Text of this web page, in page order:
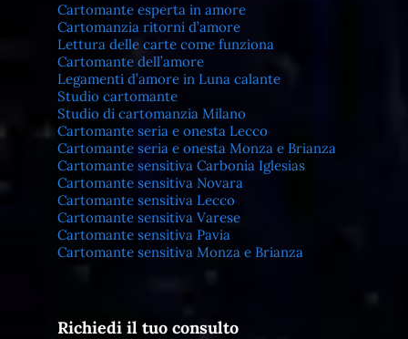
Cartomante esperta in amore
Cartomanzia ritorni d’amore
Lettura delle carte come funziona
Cartomante dell’amore
Legamenti d’amore in Luna calante
Studio cartomante
Studio di cartomanzia Milano
Cartomante seria e onesta Lecco
Cartomante seria e onesta Monza e Brianza
Cartomante sensitiva Carbonia Iglesias
Cartomante sensitiva Novara
Cartomante sensitiva Lecco
Cartomante sensitiva Varese
Cartomante sensitiva Pavia
Cartomante sensitiva Monza e Brianza
Richiedi il tuo consulto